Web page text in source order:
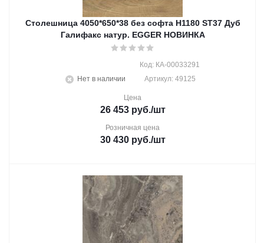
Столешница 4050*650*38 без софта H1180 ST37 Дуб
Галифакс натур. EGGER НОВИНКА
Нет в наличии
Код: КА-00033291
Артикул: 49125
Цена
26 453руб./шт
Розничная цена
30 430руб./шт